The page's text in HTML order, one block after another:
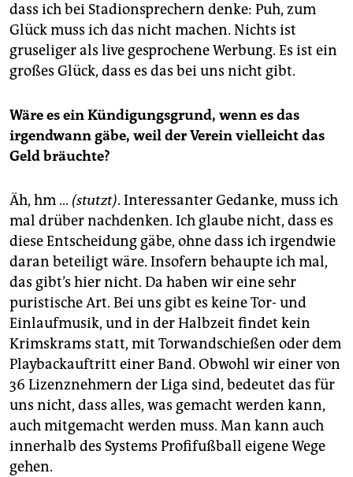
dass ich bei Stadionsprechern denke: Puh, zum
Glück muss ich das nicht machen. Nichts ist
gruseliger als live gesprochene Werbung. Es ist ein
großes Glück, dass es das bei uns nicht gibt.
Wäre es ein Kündigungsgrund, wenn es das
irgendwann gäbe, weil der Verein vielleicht das
Geld bräuchte?
Äh, hm … (stutzt). Interessanter Gedanke, muss ich
mal drüber nachdenken. Ich glaube nicht, dass es
diese Entscheidung gäbe, ohne dass ich irgendwie
daran beteiligt wäre. Insofern behaupte ich mal,
das gibt’s hier nicht. Da haben wir eine sehr
puristische Art. Bei uns gibt es keine Tor- und
Einlaufmusik, und in der Halbzeit findet kein
Krimskrams statt, mit Torwandschießen oder dem
Playbackauftritt einer Band. Obwohl wir einer von
36 Lizenznehmern der Liga sind, bedeutet das für
uns nicht, dass alles, was gemacht werden kann,
auch mitgemacht werden muss. Man kann auch
innerhalb des Systems Profifußball eigene Wege
gehen.